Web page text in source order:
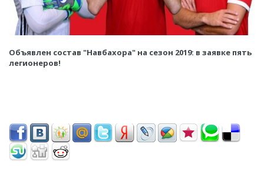
Объявлен состав "Навбахора" на сезон 2019: в заявке пять
легионеров!